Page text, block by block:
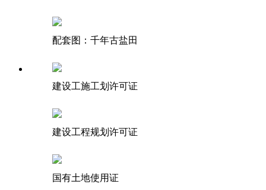
配套图：千年古盐田
建设工施工划许可证
建设工程规划许可证
国有土地使用证